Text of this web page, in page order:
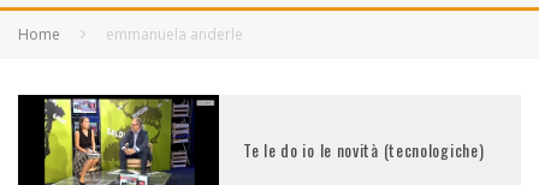
Home emmanuela anderle
Te le do io le novità (tecnologiche)